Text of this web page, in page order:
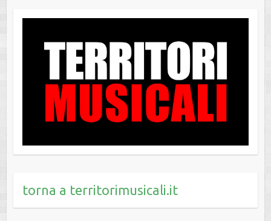
torna a territorimusicali.it